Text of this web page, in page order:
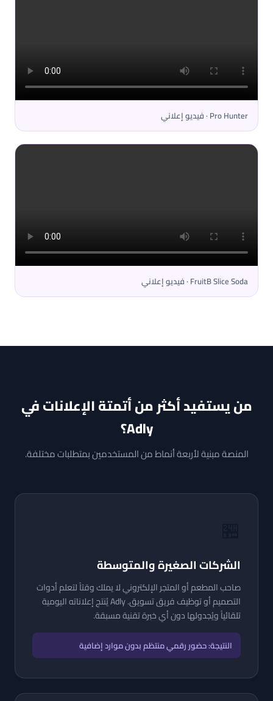
Pro Hunter · فيديو إعلاني
FruitB Slice Soda · فيديو إعلاني
من يستفيد أكثر من أتمتة الإعلانات في
Adly؟
المنصة مبنية لأربعة أنماط من المستخدمين بمتطلبات مختلفة.
الشركات الصغيرة والمتوسطة
صاحب المطعم أو المتجر الإلكتروني لا يملك وقتاً لتعلم أدوات
التصميم أو توظيف فريق تسويق. Adly يُنتج إعلاناته اليومية
تلقائياً ويُجدولها دون أي خبرة تقنية مسبقة.
النتيجة: حضور رقمي منتظم بدون موارد إضافية